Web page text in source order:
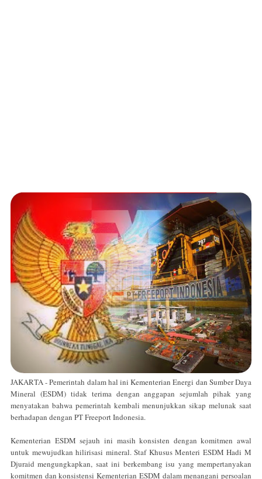
JAKARTA - Pemerintah dalam hal ini Kementerian Energi dan Sumber Daya
Mineral (ESDM) tidak terima dengan anggapan sejumlah pihak yang
menyatakan bahwa pemerintah kembali menunjukkan sikap melunak saat
berhadapan dengan PT Freeport Indonesia.
Kementerian ESDM sejauh ini masih konsisten dengan komitmen awal
untuk mewujudkan hilirisasi mineral. Staf Khusus Menteri ESDM Hadi M
Djuraid mengungkapkan, saat ini berkembang isu yang mempertanyakan‎
komitmen dan konsistensi Kementerian ESDM dalam menangani persoalan